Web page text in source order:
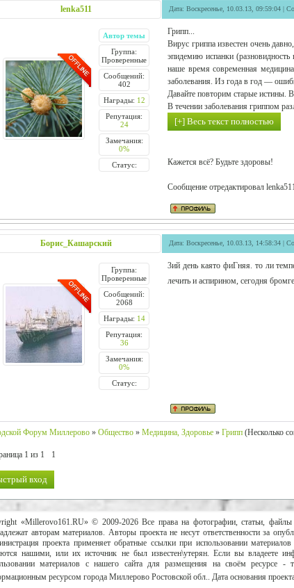
lenka511 Дата: Воскресенье, 10.03.13, 09:59:04 |
Автор темы
Группа:
Проверенные
Сообщений:
402
Награды: 12
Репутация:
24
Замечания:
0%
Статус:
Грипп...
Вирус гриппа известен очень
эпидемию испанки
наше время современная
заболевания. Из года в год —
Давайте повторим старые истины.
В течении заболевания гриппом
Кажется всё? Будьте здоровы!
Сообщение отредактировал
Борис_Кашарский Дата: Воскресенье, 10.03.13, 14:58:34 |
Группа:
Проверенные
Сообщений:
2068
Награды: 14
Репутация:
36
Замечания:
0%
Статус:
3ий день каято фиГняя. то ли
лечить и аспирином, сегодня
Форум Миллерово » Общество » Медицина, Здоровье » Грипп (Несколько
1 из 1 1
«Millerovo161.RU» © 2009-2026 Все права на фотографии, статьи,
авторам материалов. Авторы проекта не несут ответственности за
проекта применяет обратные ссылки при использовании
нашими, или их источник не был известен\утерян. Если вы владеете
материалов с нашего сайта для размещения на своём ресурсе
ресурсом города Миллерово Ростовской обл.. Дата основания